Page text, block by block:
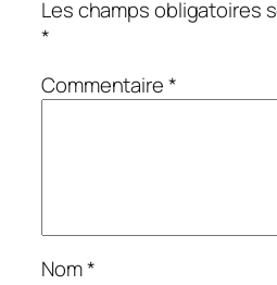
Les champs obligatoires
*
Commentaire*
Nom*